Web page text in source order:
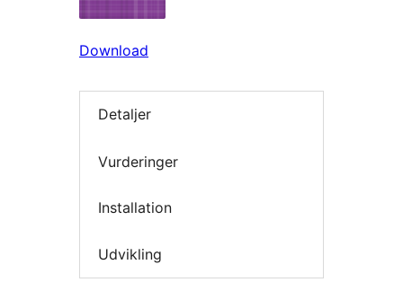
Download
Detaljer
Vurderinger
Installation
Udvikling